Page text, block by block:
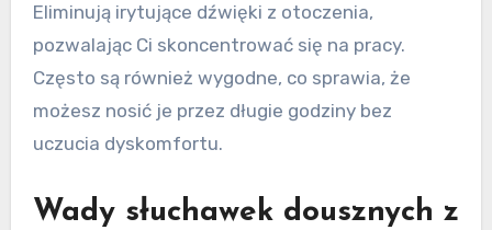
Eliminują irytujące dźwięki z otoczenia,
pozwalając Ci skoncentrować się na pracy.
Często są również wygodne, co sprawia, że
możesz nosić je przez długie godziny bez
uczucia dyskomfortu.
Wady słuchawek dousznych z